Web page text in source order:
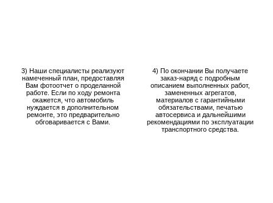
3) Наши специалисты реализуют
намеченный план, предоставляя
Вам фотоотчет о проделанной
работе. Если по ходу ремонта
окажется, что автомобиль
нуждается в дополнительном
ремонте, это предварительно
обговаривается с Вами.
4) По окончании Вы получаете
заказ-наряд с подробным
описанием выполненных работ,
замененных агрегатов,
материалов с гарантийными
обязательствами, печатью
автосервиса и дальнейшими
рекомендациями по эксплуатации
транспортного средства.